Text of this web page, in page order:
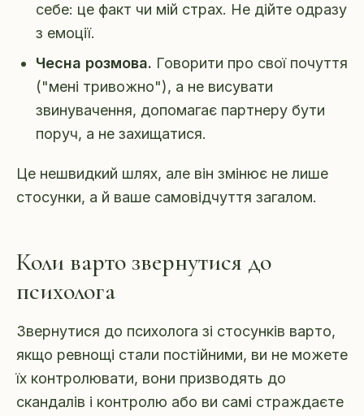
себе: це факт чи мій страх. Не дійте одразу
з емоції.
Чесна розмова. Говорити про свої почуття
("мені тривожно"), а не висувати
звинувачення, допомагає партнеру бути
поруч, а не захищатися.
Це нешвидкий шлях, але він змінює не лише
стосунки, а й ваше самовідчуття загалом.
Коли варто звернутися до
психолога
Звернутися до психолога зі стосунків варто,
якщо ревнощі стали постійними, ви не можете
їх контролювати, вони призводять до
скандалів і контролю або ви самі страждаєте